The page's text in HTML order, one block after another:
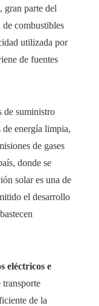
gran parte del
combustibles
utilizada por
de fuentes
de suministro
de energía limpia,
de gases
donde se
solar es una de
el desarrollo
eléctricos e
transporte
de la